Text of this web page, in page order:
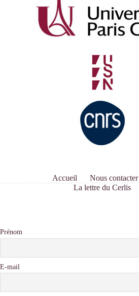
Accueil Nous contacter
La lettre du Cerlis
Prénom
E-mail